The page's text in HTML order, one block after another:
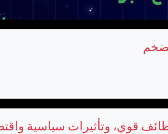
قوي، وتأثيرات سياسية